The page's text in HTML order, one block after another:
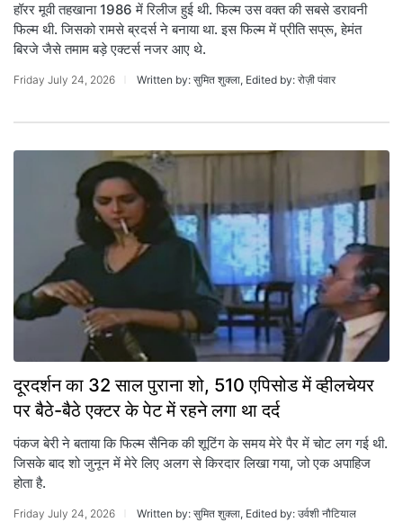
हॉरर मूवी तहखाना 1986 में रिलीज हुई थी. फिल्म उस वक्त की सबसे डरावनी
फिल्म थी. जिसको रामसे ब्रदर्स ने बनाया था. इस फिल्म में प्रीति सप्रू, हेमंत
बिरजे जैसे तमाम बड़े एक्टर्स नजर आए थे.
Friday July 24, 2026 Written by: सुमित शुक्ला, Edited by: रोज़ी पंवार
दूरदर्शन का 32 साल पुराना शो, 510 एपिसोड में व्हीलचेयर
पर बैठे-बैठे एक्टर के पेट में रहने लगा था दर्द
पंकज बेरी ने बताया कि फिल्म सैनिक की शूटिंग के समय मेरे पैर में चोट लग गई थी.
जिसके बाद शो जुनून में मेरे लिए अलग से किरदार लिखा गया, जो एक अपाहिज
होता है.
Friday July 24, 2026 Written by: सुमित शुक्ला, Edited by: उर्वशी नौटियाल